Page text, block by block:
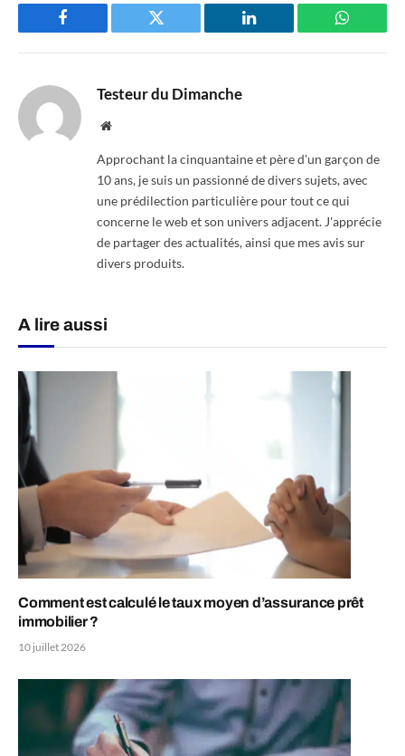
Facebook Twitter LinkedIn
Testeur du Dimanche
Website
Approchant la cinquantaine et père d'un garçon de
10 ans, je suis un passionné de divers sujets, avec
une prédilection particulière pour tout ce qui
concerne le web et son univers adjacent. J'apprécie
de partager des actualités, ainsi que mes avis sur
divers produits.
A lire aussi
Comment est calculé le taux moyen d’assurance prêt
immobilier ?
10 juillet 2026